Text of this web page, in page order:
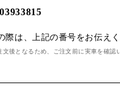
03933815
際は、上記の番号をお伝えく
後となるため、ご注文前に実車を確認